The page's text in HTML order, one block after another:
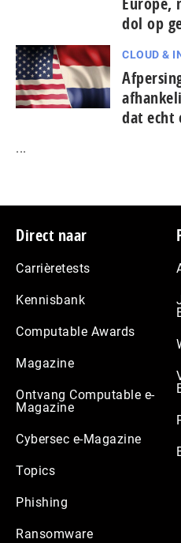
dol op
CLOUD &
dat echt
...
Footer
Direct naar
Carrièretests
Kennisbank
Computable Awards
Magazine
Ontvang Computable e-
Magazine
Cybersec e-Magazine
Topics
Phishing
Ransomware